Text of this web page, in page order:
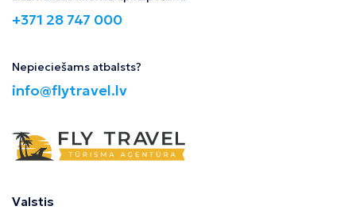
+371 28 747 000
Nepieciešams atbalsts?
info@flytravel.lv
Valstis